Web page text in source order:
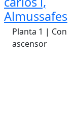
Almussafes
Planta 1 | Con
ascensor